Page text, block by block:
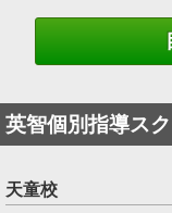
英智個別指導ス
天童校